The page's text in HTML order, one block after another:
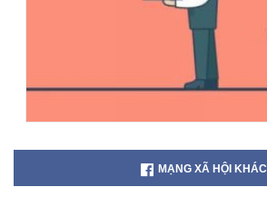
MẠNG XÃ HỘI KHÁC